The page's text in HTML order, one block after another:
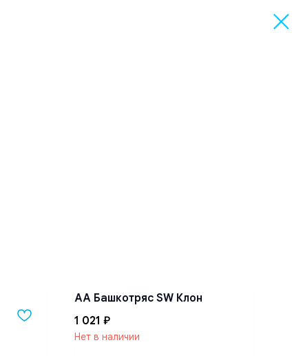
АА Башкотряс SW Клон
1 021 ₽
Нет в наличии